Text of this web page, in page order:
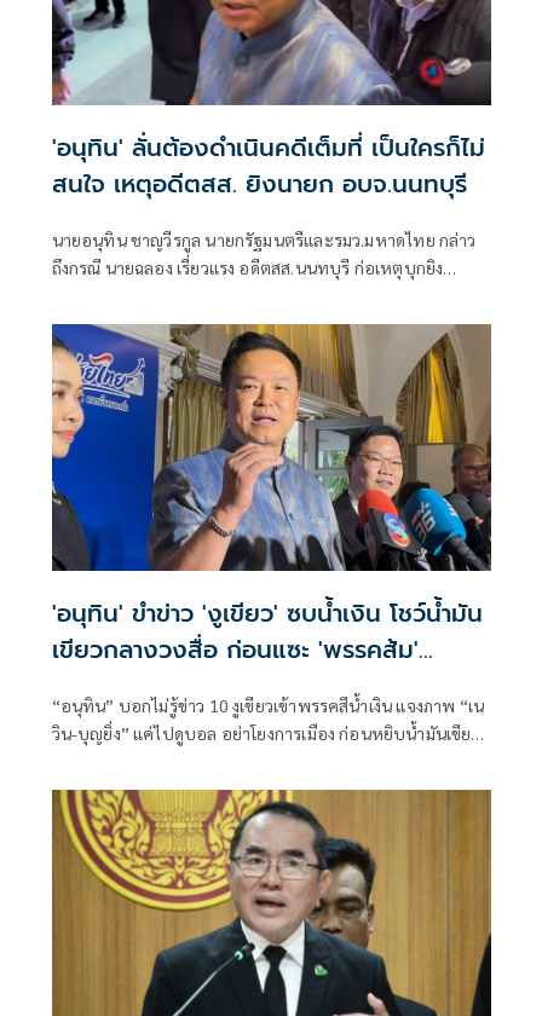
'อนุทิน' ลั่นต้องดำเนินคดีเต็มที่ เป็นใครก็ไม่
สนใจ เหตุอดีตสส. ยิงนายก อบจ.นนทบุรี
นายอนุทิน ชาญวีรกูล นายกรัฐมนตรีและรมว.มหาดไทย กล่าว
ถึงกรณี นายฉลอง เรี่ยวแรง อดีตสส.นนทบุรี ก่อเหตุบุกยิง
นนทบุรีเสียชีวิต ว่า ดำเนินการเต็มที่ไม่มีข้อยกเว้นใดๆ
'อนุทิน' ขำข่าว 'งูเขียว' ซบน้ำเงิน โชว์น้ำมัน
เขียวกลางวงสื่อ ก่อนแซะ 'พรรคส้ม'
“อนุทิน” บอกไม่รู้ข่าว 10 งูเขียวเข้าพรรคสีน้ำเงิน แจงภาพ “เน
วิน-บุญยิ่ง” แค่ไปดูบอล อย่าโยงการเมือง ก่อนหยิบน้ำมันเขียว